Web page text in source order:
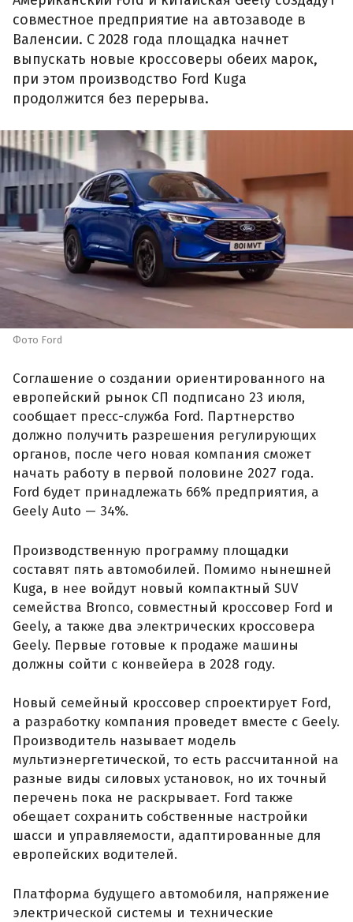
совместное предприятие на автозаводе в
Валенсии. С 2028 года площадка начнет
выпускать новые кроссоверы обеих марок,
при этом производство Ford Kuga
продолжится без перерыва.
Фото Ford
Соглашение о создании ориентированного на
европейский рынок СП подписано 23 июля,
сообщает пресс-служба Ford. Партнерство
должно получить разрешения регулирующих
органов, после чего новая компания сможет
начать работу в первой половине 2027 года.
Ford будет принадлежать 66% предприятия, а
Geely Auto — 34%.
Производственную программу площадки
составят пять автомобилей. Помимо нынешней
Kuga, в нее войдут новый компактный SUV
семейства Bronco, совместный кроссовер Ford и
Geely, а также два электрических кроссовера
Geely. Первые готовые к продаже машины
должны сойти с конвейера в 2028 году.
Новый семейный кроссовер спроектирует Ford,
а разработку компания проведет вместе с Geely.
Производитель называет модель
мультиэнергетической, то есть рассчитанной на
разные виды силовых установок, но их точный
перечень пока не раскрывает. Ford также
обещает сохранить собственные настройки
шасси и управляемости, адаптированные для
европейских водителей.
Платформа будущего автомобиля, напряжение
электрической системы и технические